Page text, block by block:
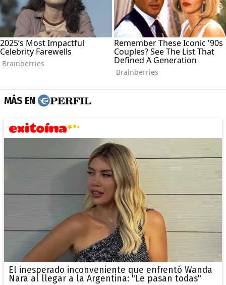
MÁS EN
El inesperado inconveniente que enfrentó Wanda
Nara al llegar a la Argentina: "Le pasan todas"